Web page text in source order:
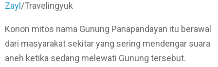
Zayl /Travelingyuk
Konon mitos nama Gunung Panapandayan itu berawal
dari masyarakat sekitar yang sering mendengar suara
aneh ketika sedang melewati Gunung tersebut.